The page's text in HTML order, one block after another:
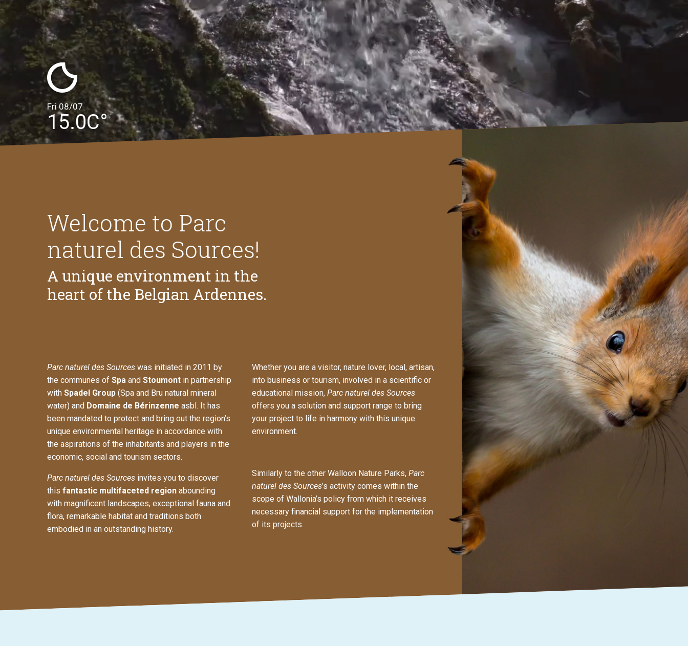
Fri 08/07
15.0C°
Welcome to Parc
naturel des Sources!
A unique environment in the
heart of the Belgian Ardennes.
Parc naturel des Sources was initiated in 2011 by
the communes of Spa and Stoumont in partnership
with Spadel Group (Spa and Bru natural mineral
water) and Domaine de Bérinzenne asbl. It has
been mandated to protect and bring out the region’s
unique environmental heritage in accordance with
the aspirations of the inhabitants and players in the
economic, social and tourism sectors.
Parc naturel des Sources invites you to discover
this fantastic multifaceted region abounding
with magnificent landscapes, exceptional fauna and
flora, remarkable habitat and traditions both
embodied in an outstanding history.
Whether you are a visitor, nature lover, local, artisan,
into business or tourism, involved in a scientific or
educational mission, Parc naturel des Sources
offers you a solution and support range to bring
your project to life in harmony with this unique
environment.
Similarly to the other Walloon Nature Parks, Parc
naturel des Sources’s activity comes within the
scope of Wallonia’s policy from which it receives
necessary financial support for the implementation
of its projects.